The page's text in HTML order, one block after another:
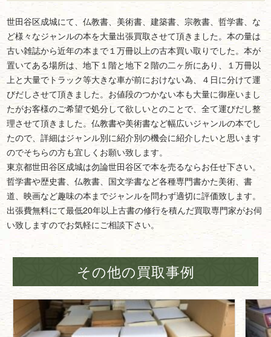
世田谷区成城にて、仏教書、美術書、建築書、宗教書、哲学書、な
ど様々なジャンルの本を大量出張買取させて頂きました。本の量は
古い雑誌から近年の本まで１万冊以上の古本買い取りでした。本が
置いてある場所は、地下１階と地下２階の二ヶ所にあり、１万冊以
上と大量でトラック等大きな車が前におけない為、４日に分けて運
びだしさせて頂きました。お値段のつかない本も大量に御座いまし
たがお客様のご希望で処分して欲しいとのことで、全て運びだし整
理させて頂きました。仏教書や美術書など幅広いジャンルの本でし
たので、詳細はジャンル別に紹介別の機会に紹介したいと思います
のでそちらの方も宜しくお願い致します。
東京都世田谷区成城は勿論世田谷区で本を売るならお任せ下さい。
哲学書や歴史書、仏教書、国文学書など各種専門書かた美術、書
道、映画など趣味の本までジャンルを問わず適切に評価致します。
出張費無料にて最低20年以上古書の修行を積んだ買取専門家がお伺
い致しますのでお気軽にご相談下さい。
その他の買取事例